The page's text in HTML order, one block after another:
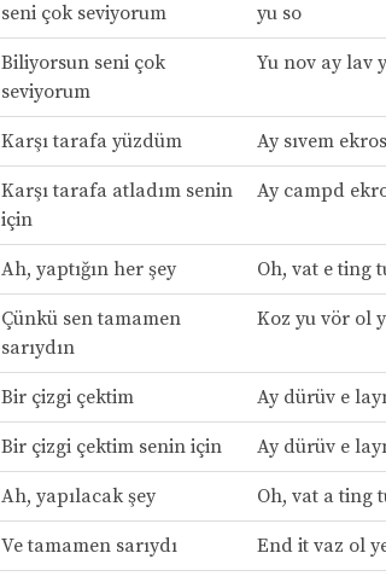
seni çok seviyorum
yu so
Biliyorsun seni çok
seviyorum
Yu nov ay lav
Karşı tarafa yüzdüm Ay sıvem ekros
Karşı tarafa atladım senin
için
Ay campd
Ah, yaptığın her şey Oh, vat e ting
Çünkü sen tamamen
sarıydın
Koz yu vör ol
Bir çizgi çektim Ay dürüv e
Bir çizgi çektim senin için Ay dürüv e
Ah, yapılacak şey Oh, vat a ting
Ve tamamen sarıydı End it vaz ol